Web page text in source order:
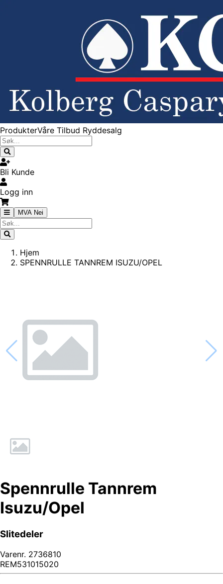
ProdukterVåre Tilbud Ryddesalg
Bli Kunde
Logg inn
MVA Nei
Hjem
SPENNRULLE TANNREM ISUZU/OPEL
Spennrulle Tannrem
Isuzu/Opel
Slitedeler
Varenr. 2736810
REM531015020